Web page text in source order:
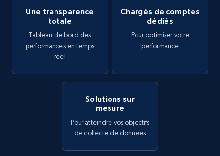
Une transparence
totale
Tableau de bord des
performances en temps
réel
Chargés de comptes
dédiés
Pour optimiser votre
performance
Solutions sur
mesure
Pour atteindre vos objectifs
de collecte de données